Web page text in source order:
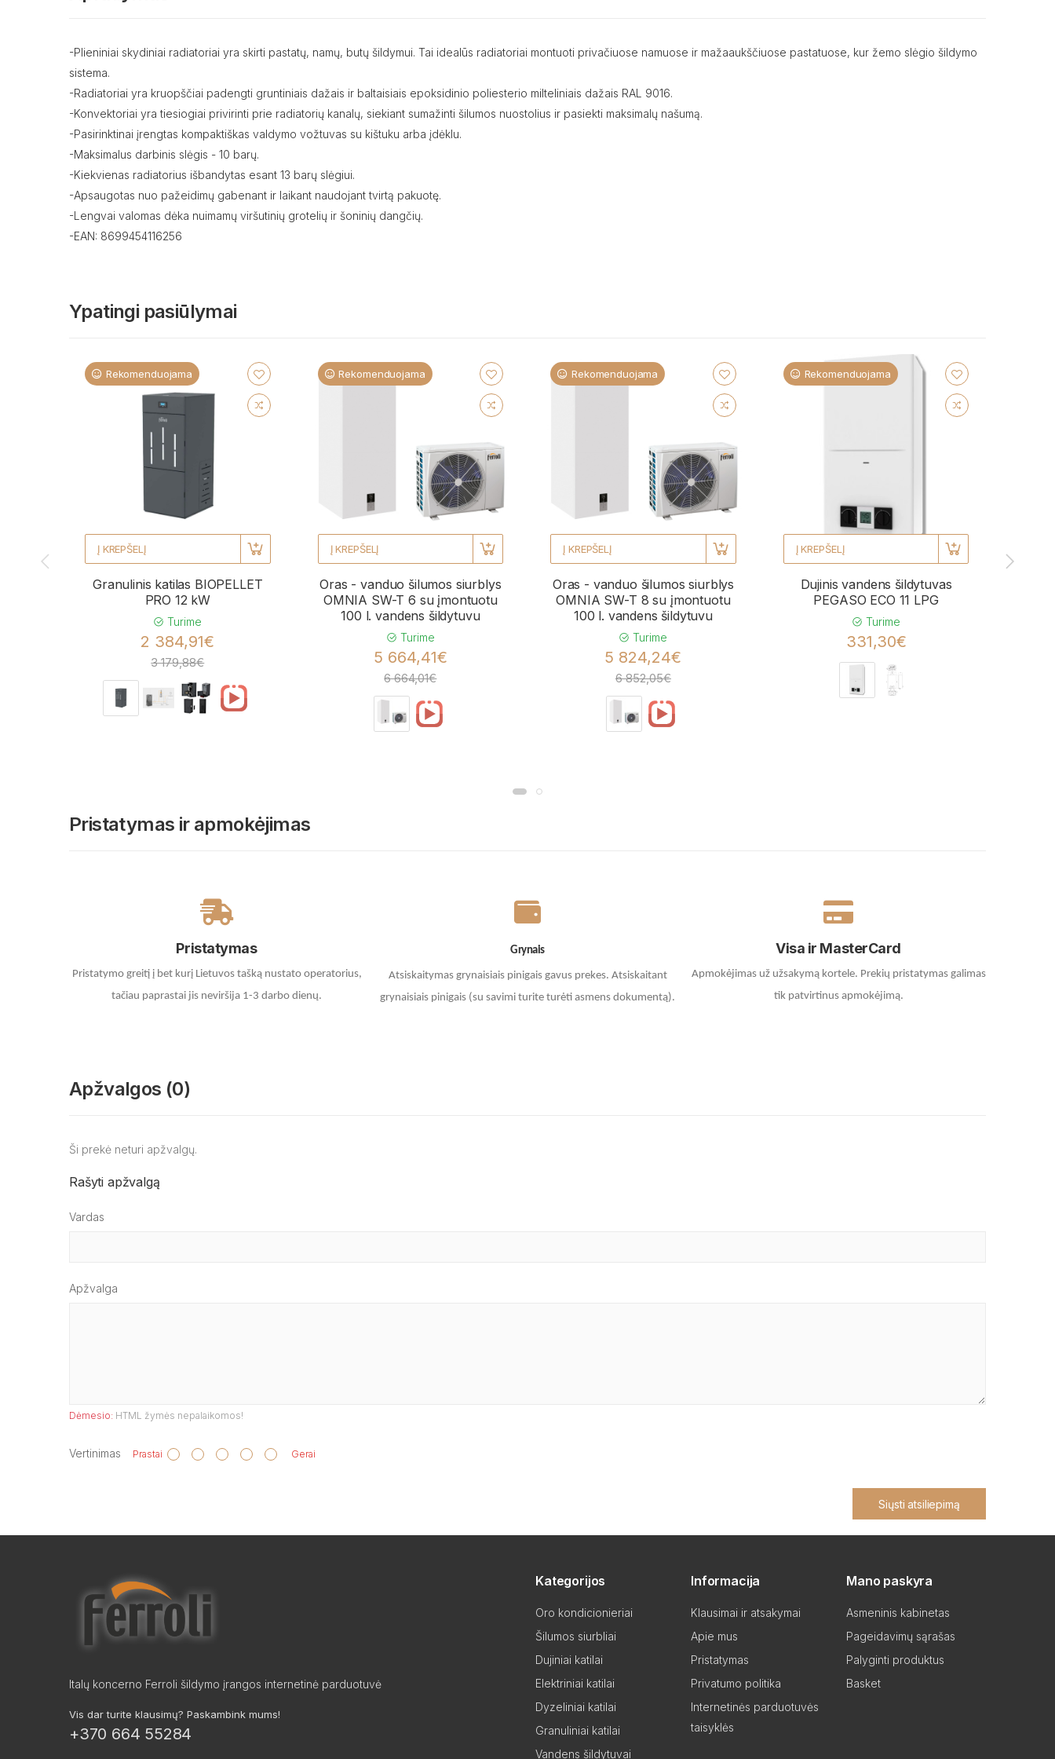
-Plieniniai skydiniai radiatoriai yra skirti pastatų, namų, butų šildymui. Tai idealūs radiatoriai montuoti privačiuose namuose ir mažaaukščiuose pastatuose, kur žemo slėgio šildymo
sistema.
-Radiatoriai yra kruopščiai padengti gruntiniais dažais ir baltaisiais epoksidinio poliesterio milteliniais dažais RAL 9016.
-Konvektoriai yra tiesiogiai privirinti prie radiatorių kanalų, siekiant sumažinti šilumos nuostolius ir pasiekti maksimalų našumą.
-Pasirinktinai įrengtas kompaktiškas valdymo vožtuvas su kištuku arba įdėklu.
-Maksimalus darbinis slėgis - 10 barų.
-Kiekvienas radiatorius išbandytas esant 13 barų slėgiui.
-Apsaugotas nuo pažeidimų gabenant ir laikant naudojant tvirtą pakuotę.
-Lengvai valomas dėka nuimamų viršutinių grotelių ir šoninių dangčių.
-EAN: 8699454116256
Ypatingi pasiūlymai
Rekomenduojama
Į KREPŠELĮ
Granulinis katilas BIOPELLET
PRO 12 kW
Turime
2 384,91€
3 179,88€
Rekomenduojama
Į KREPŠELĮ
Oras - vanduo šilumos siurblys
OMNIA SW-T 6 su įmontuotu
100 l. vandens šildytuvu
Turime
5 664,41€
6 664,01€
Rekomenduojama
Į KREPŠELĮ
Oras - vanduo šilumos siurblys
OMNIA SW-T 8 su įmontuotu
100 l. vandens šildytuvu
Turime
5 824,24€
6 852,05€
Rekomenduojama
Į KREPŠELĮ
Dujinis vandens šildytuvas
PEGASO ECO 11 LPG
Turime
331,30€
Pristatymas ir apmokėjimas
Pristatymas
Pristatymo greitį į bet kurį Lietuvos tašką nustato operatorius,
tačiau paprastai jis neviršija 1-3 darbo dienų.
Grynais
Atsiskaitymas grynaisiais pinigais gavus prekes. Atsiskaitant
grynaisiais pinigais (su savimi turite turėti asmens dokumentą).
Visa ir MasterCard
Apmokėjimas už užsakymą kortele. Prekių pristatymas galimas
tik patvirtinus apmokėjimą.
Apžvalgos (0)
Ši prekė neturi apžvalgų.
Rašyti apžvalgą
Vardas
Apžvalga
Dėmesio: HTML žymės nepalaikomos!
Vertinimas Prastai Gerai
Siųsti atsiliepimą
Italų koncerno Ferroli šildymo įrangos internetinė parduotuvė
Vis dar turite klausimų? Paskambink mums!
+370 664 55284
Kategorijos
Oro kondicionieriai
Šilumos siurbliai
Dujiniai katilai
Elektriniai katilai
Dyzeliniai katilai
Granuliniai katilai
Vandens šildytuvai
Informacija
Klausimai ir atsakymai
Apie mus
Pristatymas
Privatumo politika
Internetinės parduotuvės
taisyklės
Mano paskyra
Asmeninis kabinetas
Pageidavimų sąrašas
Palyginti produktus
Basket